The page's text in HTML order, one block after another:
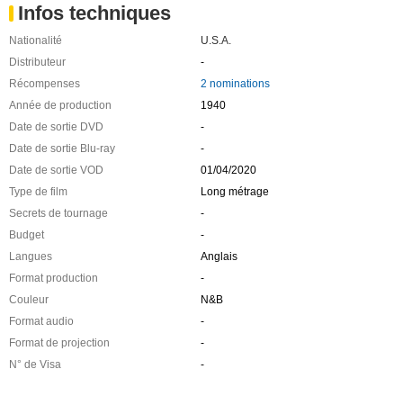
Infos techniques
Nationalité
U.S.A.
Distributeur
-
Récompenses
2 nominations
Année de production
1940
Date de sortie DVD
-
Date de sortie Blu-ray
-
Date de sortie VOD
01/04/2020
Type de film
Long métrage
Secrets de tournage
-
Budget
-
Langues
Anglais
Format production
-
Couleur
N&B
Format audio
-
Format de projection
-
N° de Visa
-